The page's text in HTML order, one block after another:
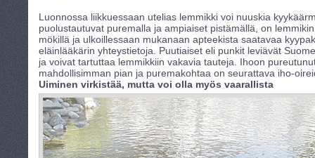
Luonnossa liikkuessaan utelias lemmikki voi nuuskia
puolustautuvat puremalla ja ampiaiset pistämällä, on
mökillä ja ulkoillessaan mukanaan apteekista saatavaa
eläinlääkärin yhteystietoja. Puutiaiset eli punkit leviävät
ja voivat tartuttaa lemmikkiin vakavia tauteja. Ihoon
mahdollisimman pian ja puremakohtaa on seurattava iho-
Uiminen virkistää, mutta voi olla myös vaarallista